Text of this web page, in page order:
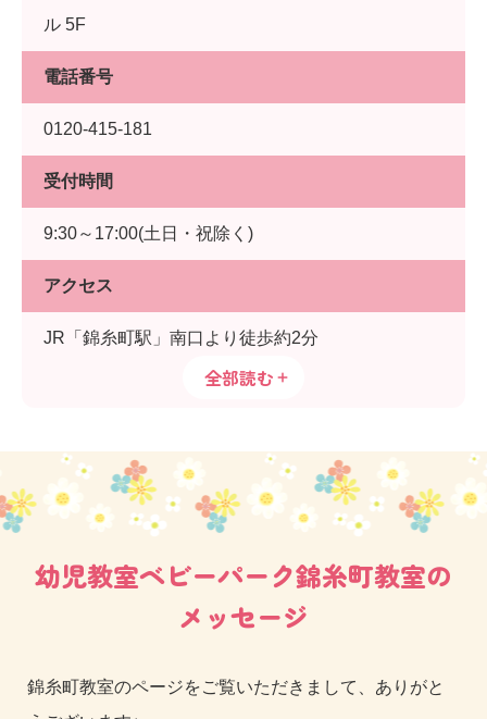
ル 5F
電話番号
0120-415-181
受付時間
9:30～17:00(土日・祝除く)
アクセス
JR「錦糸町駅」南口より徒歩約2分
全部読む
幼児教室ベビーパーク錦糸町教室の
メッセージ
錦糸町教室のページをご覧いただきまして、ありがと